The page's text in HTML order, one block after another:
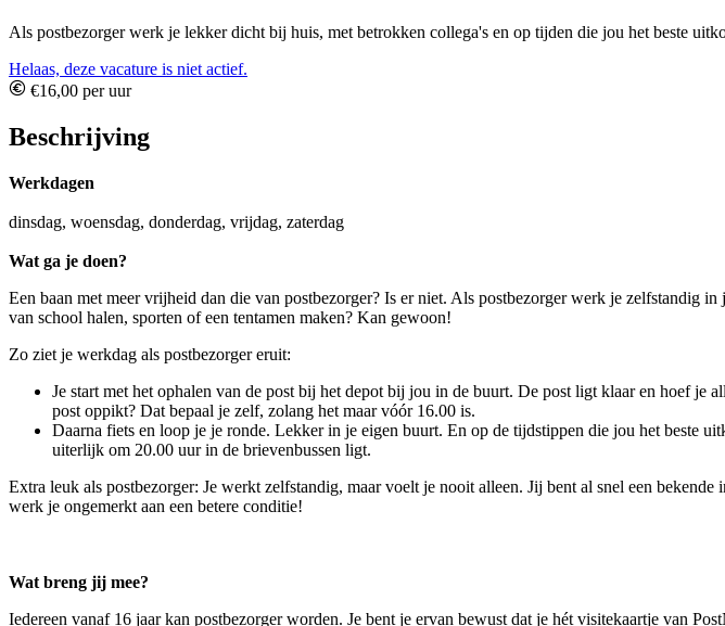
Als postbezorger werk je lekker dicht bij huis, met betrokken collega's en op tijden die jou het beste
Helaas, deze vacature is niet actief.
€16,00 per uur
Beschrijving
Werkdagen
dinsdag, woensdag, donderdag, vrijdag, zaterdag
Wat ga je doen?
Een baan met meer vrijheid dan die van postbezorger? Is er niet. Als postbezorger werk je zelfstandig
van school halen, sporten of een tentamen maken? Kan gewoon!
Zo ziet je werkdag als postbezorger eruit:
Je start met het ophalen van de post bij het depot bij jou in de buurt. De post ligt klaar en hoef je
post oppikt? Dat bepaal je zelf, zolang het maar vóór 16.00 is.
Daarna fiets en loop je je ronde. Lekker in je eigen buurt. En op de tijdstippen die jou het beste
uiterlijk om 20.00 uur in de brievenbussen ligt.
Extra leuk als postbezorger: Je werkt zelfstandig, maar voelt je nooit alleen. Jij bent al snel een
werk je ongemerkt aan een betere conditie!
Wat breng jij mee?
Iedereen vanaf 16 jaar kan postbezorger worden. Je bent je ervan bewust dat je hét visitekaartje van